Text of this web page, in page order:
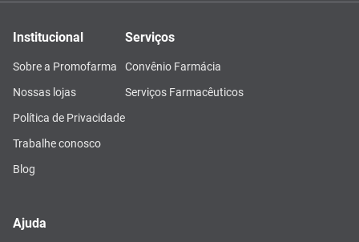
Institucional
Sobre a Promofarma
Nossas lojas
Política de Privacidade
Trabalhe conosco
Blog
Serviços
Convênio Farmácia
Serviços Farmacêuticos
Ajuda